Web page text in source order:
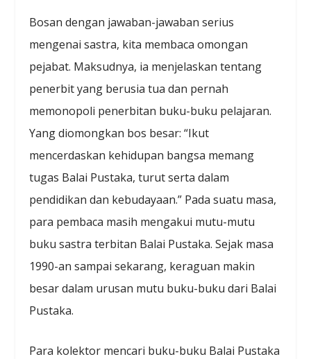
Bosan dengan jawaban-jawaban serius
mengenai sastra, kita membaca omongan
pejabat. Maksudnya, ia menjelaskan tentang
penerbit yang berusia tua dan pernah
memonopoli penerbitan buku-buku pelajaran.
Yang diomongkan bos besar: “Ikut
mencerdaskan kehidupan bangsa memang
tugas Balai Pustaka, turut serta dalam
pendidikan dan kebudayaan.” Pada suatu masa,
para pembaca masih mengakui mutu-mutu
buku sastra terbitan Balai Pustaka. Sejak masa
1990-an sampai sekarang, keraguan makin
besar dalam urusan mutu buku-buku dari Balai
Pustaka.
Para kolektor mencari buku-buku Balai Pustaka